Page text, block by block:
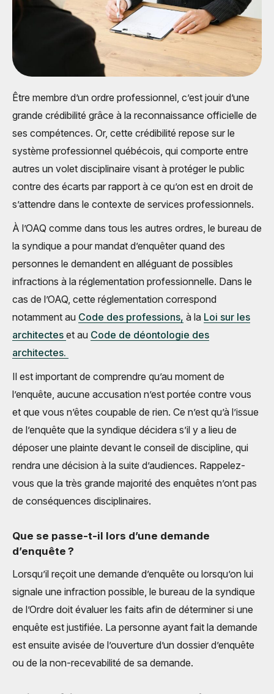
Être membre d’un ordre professionnel, c’est jouir d’une
grande crédibilité grâce à la reconnaissance officielle de
ses compétences. Or, cette crédibilité repose sur le
système professionnel québécois, qui comporte entre
autres un volet disciplinaire visant à protéger le public
contre des écarts par rapport à ce qu’on est en droit de
s’attendre dans le contexte de services professionnels.
À l’OAQ comme dans tous les autres ordres, le bureau de
la syndique a pour mandat d’enquêter quand des
personnes le demandent en alléguant de possibles
infractions à la réglementation profes­sionnelle. Dans le
cas de l’OAQ, cette réglementation correspond
notamment au Code des professions, à la Loi sur les
architectes et au Code de déontologie des
architectes.
Il est important de comprendre qu’au moment de
l’enquête, aucune accusation n’est portée contre vous
et que vous n’êtes coupable de rien. Ce n’est qu’à l’issue
de l’enquête que la syndique décidera s’il y a lieu de
déposer une plainte devant le conseil de discipline, qui
rendra une décision à la suite d’audiences. Rappelez-
vous que la très grande majorité des enquêtes n’ont pas
de conséquences disciplinaires.
Que se passe-t-il lors d’une demande
d’enquête ?
Lorsqu’il reçoit une demande d’enquête ou lorsqu’on lui
signale une infraction possible, le bureau de la syndique
de l’Ordre doit évaluer les faits afin de déterminer si une
enquête est justifiée. La personne ayant fait la demande
est ensuite avisée de l’ouverture d’un dossier d’enquête
ou de la non-recevabilité de sa demande.